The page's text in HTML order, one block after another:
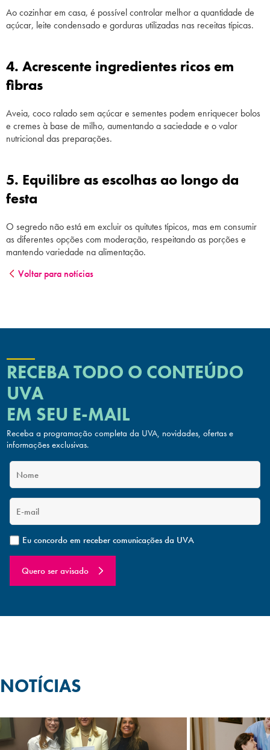
Ao cozinhar em casa, é possível controlar melhor a quantidade de
açúcar, leite condensado e gorduras utilizadas nas receitas típicas.
4. Acrescente ingredientes ricos em
fibras
Aveia, coco ralado sem açúcar e sementes podem enriquecer bolos
e cremes à base de milho, aumentando a saciedade e o valor
nutricional das preparações.
5. Equilibre as escolhas ao longo da
festa
O segredo não está em excluir os quitutes típicos, mas em consumir
as diferentes opções com moderação, respeitando as porções e
mantendo variedade na alimentação.
Voltar para notícias
RECEBA TODO O CONTEÚDO
UVA
EM SEU E-MAIL
Receba a programação completa da UVA, novidades, ofertas e
informações exclusivas.
Eu concordo em receber comunicações da UVA
Quero ser avisado
NOTÍCIAS